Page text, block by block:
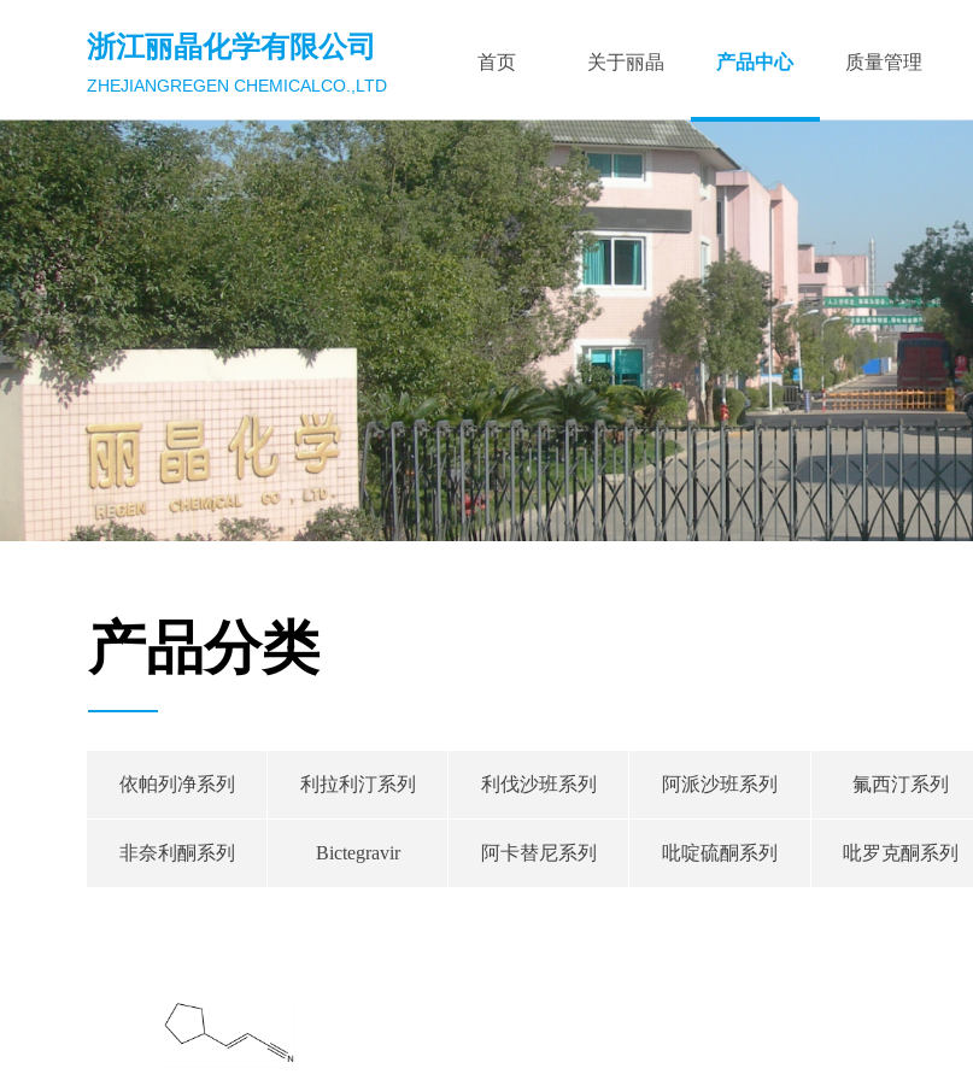
浙江丽晶化学有限公司
ZHEJIANGREGEN CHEMICALCO.,LTD
首页 关于丽晶 产品中心 质量管理
产品分类
依帕列净系列 利拉利汀系列 利伐沙班系列 阿派沙班系列 氟西汀系列
非奈利酮系列 Bictegravir 阿卡替尼系列 吡啶硫酮系列 吡罗克酮系列